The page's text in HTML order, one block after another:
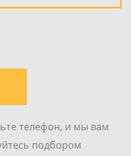
телефон, и мы вам
подбором